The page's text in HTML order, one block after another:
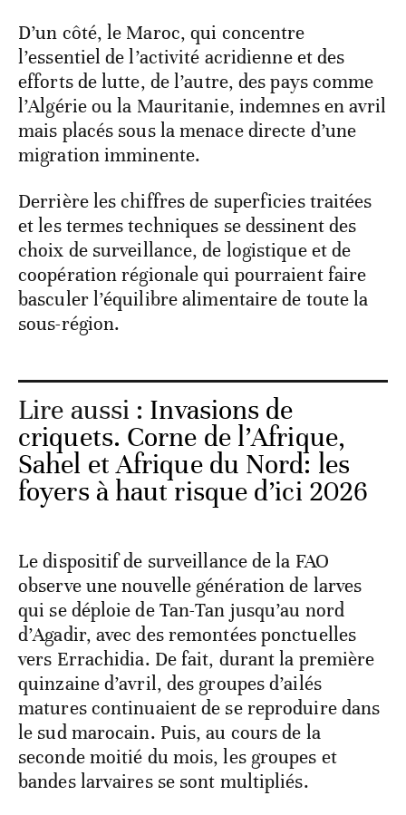
D’un côté, le Maroc, qui concentre
l’essentiel de l’activité acridienne et des
efforts de lutte, de l’autre, des pays comme
l’Algérie ou la Mauritanie, indemnes en avril
mais placés sous la menace directe d’une
migration imminente.
Derrière les chiffres de superficies traitées
et les termes techniques se dessinent des
choix de surveillance, de logistique et de
coopération régionale qui pourraient faire
basculer l’équilibre alimentaire de toute la
sous-région.
Lire aussi : Invasions de
criquets. Corne de l’Afrique,
Sahel et Afrique du Nord: les
foyers à haut risque d’ici 2026
Le dispositif de surveillance de la FAO
observe une nouvelle génération de larves
qui se déploie de Tan-Tan jusqu’au nord
d’Agadir, avec des remontées ponctuelles
vers Errachidia. De fait, durant la première
quinzaine d’avril, des groupes d’ailés
matures continuaient de se reproduire dans
le sud marocain. Puis, au cours de la
seconde moitié du mois, les groupes et
bandes larvaires se sont multipliés.